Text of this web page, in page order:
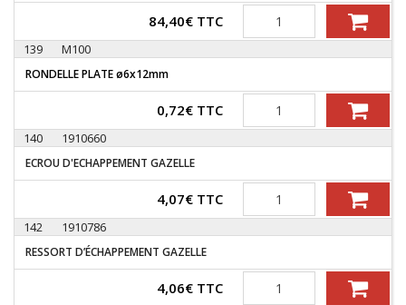
84,40€ TTC Quantité
139 M100
RONDELLE PLATE ø6x12mm
0,72€ TTC Quantité
140 1910660
ECROU D'ECHAPPEMENT GAZELLE
4,07€ TTC Quantité
142 1910786
RESSORT D’ÉCHAPPEMENT GAZELLE
4,06€ TTC Quantité